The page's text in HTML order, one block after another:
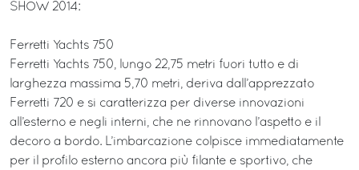
SHOW 2014:
Ferretti Yachts 750
Ferretti Yachts 750, lungo 22,75 metri fuori tutto e di
larghezza massima 5,70 metri, deriva dall’apprezzato
Ferretti 720 e si caratterizza per diverse innovazioni
all’esterno e negli interni, che ne rinnovano l’aspetto e il
decoro a bordo. L’imbarcazione colpisce immediatamente
per il profilo esterno ancora più filante e sportivo, che